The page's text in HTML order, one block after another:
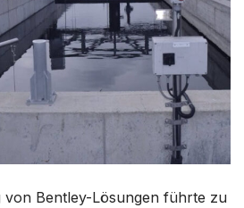
von Bentley-Lösungen führte zu